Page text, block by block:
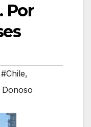
Por
#Chile,
Donoso